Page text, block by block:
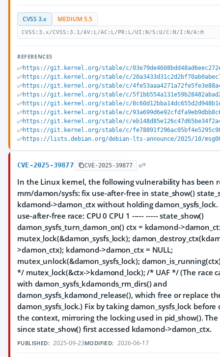
CVSS 3.x MEDIUM 5.5
CVSS:3.x/CVSS:3.1/AV:L/AC:L/PR:L/UI:N/S:U/C:N/I:N/A:H
REFERENCES
https://git.kernel.org/stable/c/
https://git.kernel.org/stable/c/
https://git.kernel.org/stable/c/
https://git.kernel.org/stable/c/
https://git.kernel.org/stable/c/
https://git.kernel.org/stable/c/
https://git.kernel.org/stable/c/
https://git.kernel.org/stable/c/
https://lists.debian.org/debian-lts-announce/2025/10/
CVE-2025-39877 CVE-2025-39877
In the Linux kernel, the following vulnerability has been
mm/damon/sysfs: fix use-after-free in state_show()
kdamond->damon_ctx without holding damon_sysfs_lock.
use-after-free race: CPU 0 CPU 1 ----- ----- state_show()
damon_sysfs_turn_damon_on() ctx = kdamond-
mutex_lock(&damon_sysfs_lock);
>damon_ctx); kdamond->damon_ctx = NULL;
mutex_unlock(&damon_sysfs_lock);
*/ mutex_lock(&ctx->kdamond_lock); /* UAF */ (The race
with damon_sysfs_kdamonds_rm_dirs() and
damon_sysfs_kdamond_release(), which free or replace
damon_sysfs_lock.) Fix by taking damon_sysfs_lock
the context, mirroring the locking used in pid_show().
since state_show() first accessed kdamond->damon_ctx.
PUBLISHED: 2025-09-23MODIFIED: 2026-06-17